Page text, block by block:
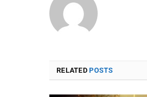
RELATEDPOSTS